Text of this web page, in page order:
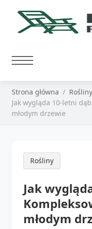
Strona główna
Rośliny
Jak wygląda 10-letni
młodym drzewie
Rośliny
Jak
młodym